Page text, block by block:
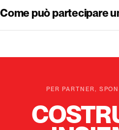
Come può partecipare
PER PARTNER,